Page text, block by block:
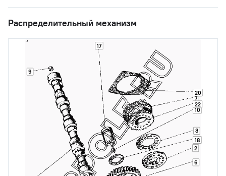
Распределительный механизм
2
3
6
7
9
10
17
18
20
22